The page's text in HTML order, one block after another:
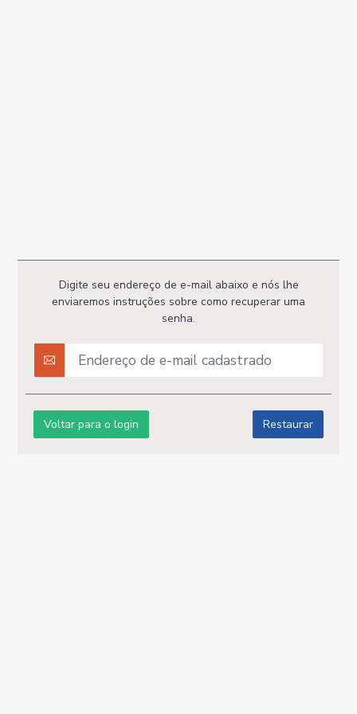
Digite seu endereço de e-mail abaixo e nós lhe
enviaremos instruções sobre como recuperar uma
senha.
Voltar para o login Restaurar